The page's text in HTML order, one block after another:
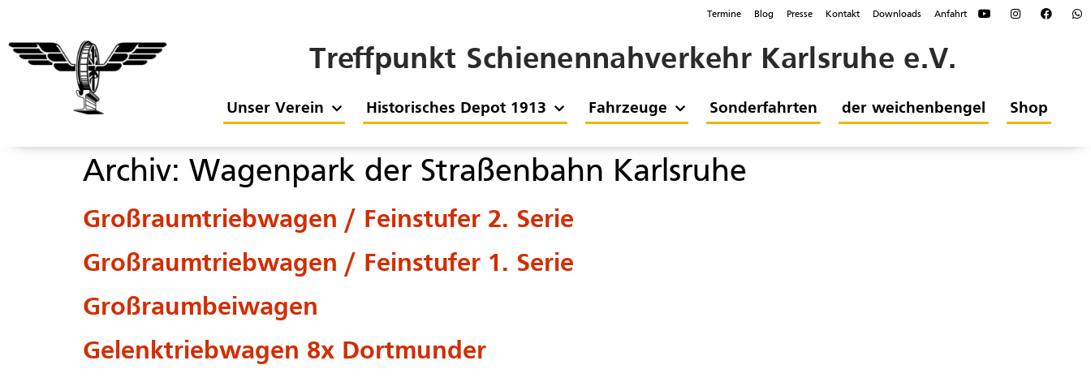
Termine Blog Presse Kontakt Downloads Anfahrt
Treffpunkt Schienennahverkehr Karlsruhe e.V.
Unser Verein Historisches Depot 1913 Fahrzeuge Sonderfahrten der weichenbengel Shop
Archiv: Wagenpark der Straßenbahn Karlsruhe
Großraumtriebwagen / Feinstufer 2. Serie
Großraumtriebwagen / Feinstufer 1. Serie
Großraumbeiwagen
Gelenktriebwagen 8x Dortmunder